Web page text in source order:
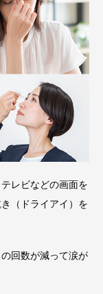
レビなどの画面を
（ドライアイ）を
回数が減って涙が